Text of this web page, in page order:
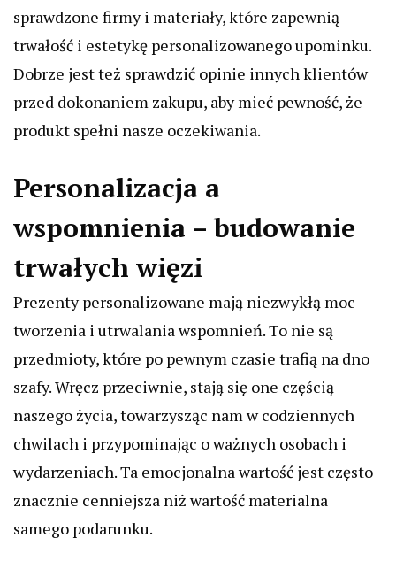
sprawdzone firmy i materiały, które zapewnią
trwałość i estetykę personalizowanego upominku.
Dobrze jest też sprawdzić opinie innych klientów
przed dokonaniem zakupu, aby mieć pewność, że
produkt spełni nasze oczekiwania.
Personalizacja a
wspomnienia – budowanie
trwałych więzi
Prezenty personalizowane mają niezwykłą moc
tworzenia i utrwalania wspomnień. To nie są
przedmioty, które po pewnym czasie trafią na dno
szafy. Wręcz przeciwnie, stają się one częścią
naszego życia, towarzysząc nam w codziennych
chwilach i przypominając o ważnych osobach i
wydarzeniach. Ta emocjonalna wartość jest często
znacznie cenniejsza niż wartość materialna
samego podarunku.